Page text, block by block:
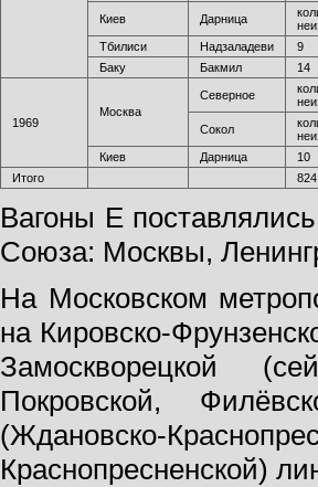
Киев Дарница
Тбилиси
Надзаладеви
9
Баку
Бакмил 14
1969
Москва
Северное
Сокол
Киев
Дарница
10
Итого
824
Вагоны Е
Союза: Москвы,
На Московском
на Кировско-
Замоскворецкой
Покровской,
(Ждановско-
Краснопресненской)